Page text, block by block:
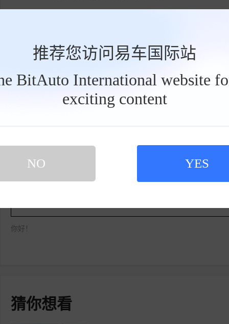
推荐您访问易车国际站
BitAuto International website
exciting content
NO YES
点赞 收藏
登录易车，写下您的槽点
你好！
猜你想看